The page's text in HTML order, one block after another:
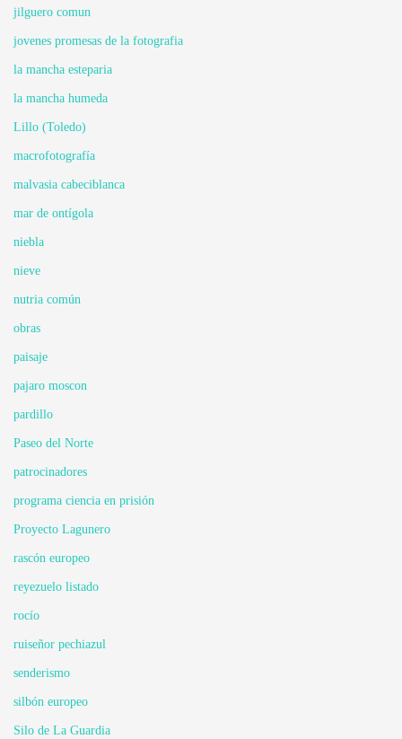
jilguero comun
jovenes promesas de la fotografia
la mancha esteparia
la mancha humeda
Lillo (Toledo)
macrofotografía
malvasia cabeciblanca
mar de ontígola
niebla
nieve
nutria común
obras
paisaje
pajaro moscon
pardillo
Paseo del Norte
patrocinadores
programa ciencia en prisión
Proyecto Lagunero
rascón europeo
reyezuelo listado
rocío
ruiseñor pechiazul
senderismo
silbón europeo
Silo de La Guardia